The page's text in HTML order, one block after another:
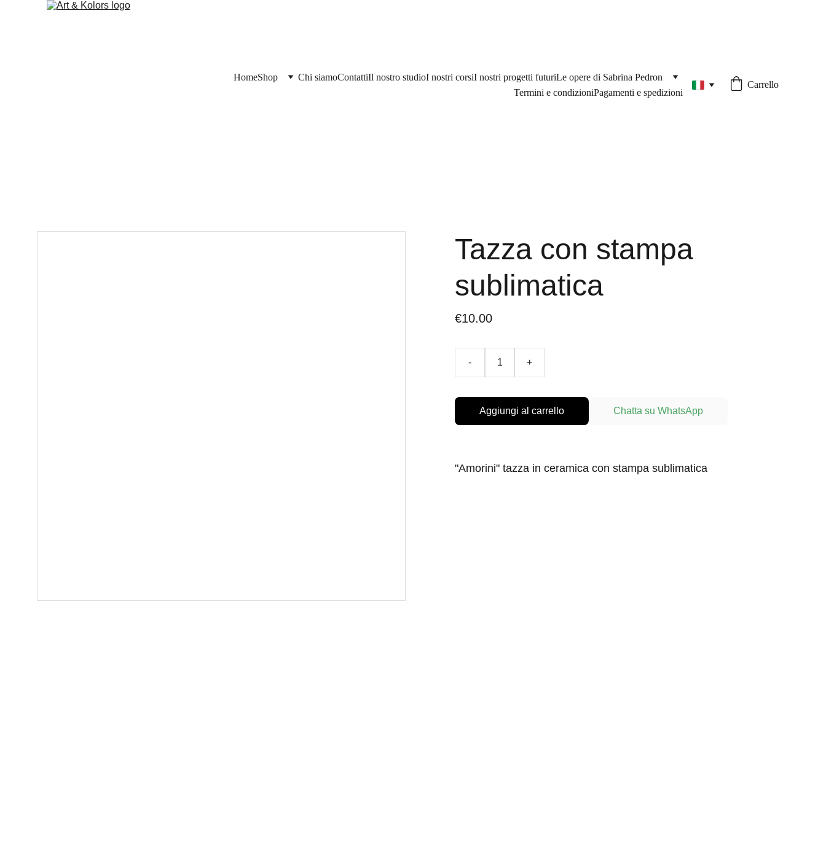
HomeShop Chi siamoContattiIl nostro studioI nostri corsiI nostri progetti futuriLe opere di Sabrina Pedron
Termini e condizioniPagamenti e spedizioni
Carrello
Tazza con stampa
sublimatica
€10.00
- +
Aggiungi al carrello Chatta su WhatsApp
"Amorini" tazza in ceramica con stampa sublimatica